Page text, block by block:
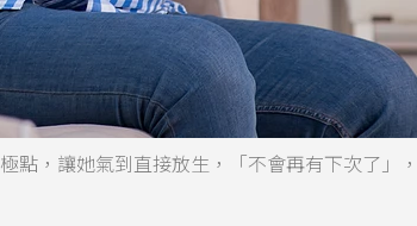
點，讓她氣到直接放生，「不會再有下次了」